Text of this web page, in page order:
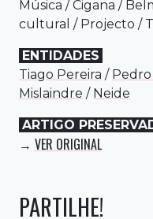
Música /Cigana /
cultural / Projecto /
ENTIDADES
Tiago Pereira / Pedro
Mislaindre / Neide
ARTIGO
→ VER ORIGINAL
PARTILHE!